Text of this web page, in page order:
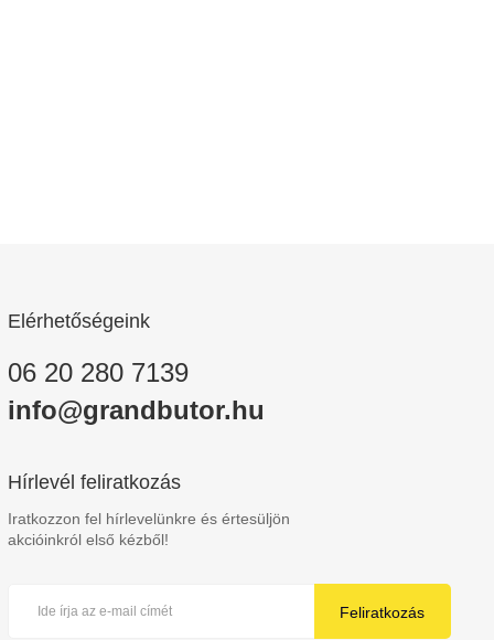
Elérhetőségeink
06 20 280 7139
info@grandbutor.hu
Hírlevél feliratkozás
Iratkozzon fel hírlevelünkre és értesüljön
akcióinkról első kézből!
Feliratkozás